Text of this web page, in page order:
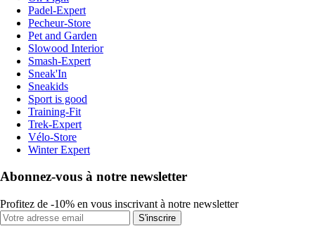
Padel-Expert
Pecheur-Store
Pet and Garden
Slowood Interior
Smash-Expert
Sneak'In
Sneakids
Sport is good
Training-Fit
Trek-Expert
Vélo-Store
Winter Expert
Abonnez-vous à notre newsletter
Profitez de -10% en vous inscrivant à notre newsletter
S'inscrire